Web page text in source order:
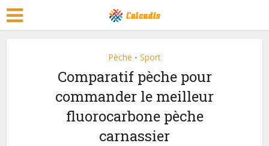
Pèche • Sport
Comparatif pèche pour
commander le meilleur
fluorocarbone pèche
carnassier